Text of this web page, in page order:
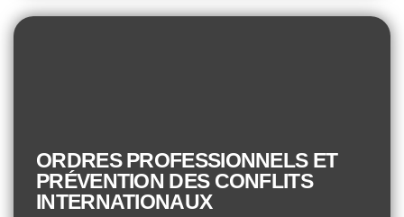
ORDRES PROFESSIONNELS ET
PRÉVENTION DES CONFLITS
INTERNATIONAUX